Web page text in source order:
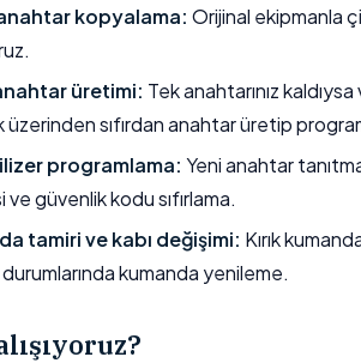
kopyalama: Orijinal ekipmanla
üretimi: Tek anahtarınız
üzerinden sıfırdan anahtar üretip
programlama: Yeni anahtar
ve güvenlik kodu sıfırlama.
tamiri ve kabı değişimi: Kırık
kumanda yenileme.